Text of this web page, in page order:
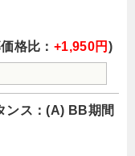
格比： +1,950円 )
ンス：(A) BB期間